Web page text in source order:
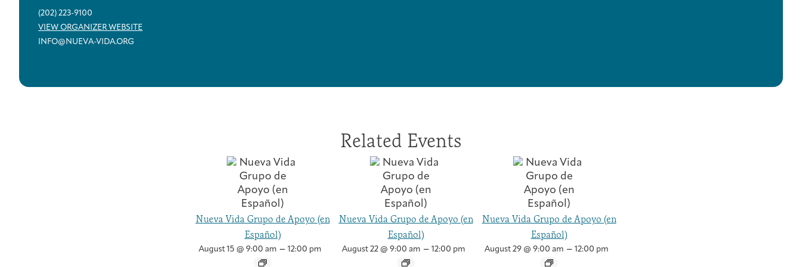
(202) 223-9100
VIEW ORGANIZER WEBSITE
INFO@NUEVA-VIDA.ORG
Related Events
Nueva Vida Grupo de Apoyo (en
Español)
August 15 @ 9:00 am – 12:00 pm
Nueva Vida Grupo de Apoyo (en
Español)
August 22 @ 9:00 am – 12:00 pm
Nueva Vida Grupo de Apoyo (en
Español)
August 29 @ 9:00 am – 12:00 pm